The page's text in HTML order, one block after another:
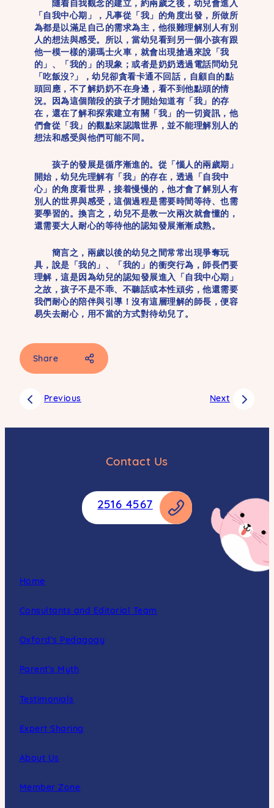
隨着自我觀念的建立，約兩歲之後，幼兒會進入
「自我中心期」，凡事從「我」的角度出發，所做所
為都是以滿足自己的需求為主，他很難理解別人有別
人的想法與感受。所以，當幼兒看到另一個小孩有跟
他一模一樣的湯瑪士火車，就會出現搶過來說「我
的」、「我的」的現象；或者是奶奶透過電話問幼兒
「吃飯沒?」，幼兒卻貪看卡通不回話，自顧自的點
頭回應，不了解奶奶不在身邊，看不到他點頭的情
況。因為這個階段的孩子才開始知道有「我」的存
在，還在了解和探索建立有關「我」的一切資訊，他
們會從「我」的觀點來認識世界，並不能理解別人的
想法和感受與他們可能不同。
孩子的發展是循序漸進的。從「惱人的兩歲期」
開始，幼兒先理解有「我」的存在，透過「自我中
心」的角度看世界，接着慢慢的，他才會了解別人有
別人的世界與感受，這個過程是需要時間等待、也需
要學習的。換言之，幼兒不是教一次兩次就會懂的，
還需要大人耐心的等待他的認知發展漸漸成熟。
簡言之，兩歲以後的幼兒之間常常出現爭奪玩
具，說是「我的」、「我的」的衝突行為，師長們要
理解，這是因為幼兒的認知發展進入「自我中心期」
之故，孩子不是不乖、不聽話或本性頑劣，他還需要
我們耐心的陪伴與引導！沒有這層理解的師長，便容
易失去耐心，用不當的方式對待幼兒了。
Share
SMS
Email
Previous Next
Contact Us
2516 4567
Home
Consultants and Editorial Team
Oxford’s Pedagogy
Parent’s Myth
Testimonials
Expert Sharing
About Us
Member Zone